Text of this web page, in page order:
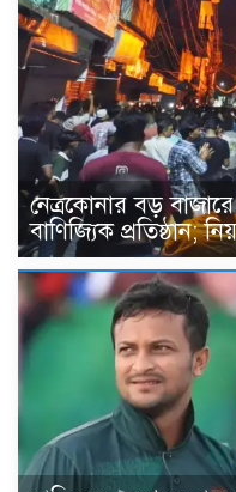
নেত্রকোনার বড়
বাণিজ্যিক প্রতিষ্ঠান;